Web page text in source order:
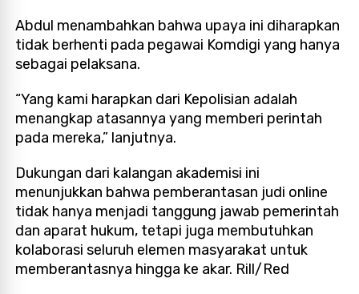
Abdul menambahkan bahwa upaya ini diharapkan
tidak berhenti pada pegawai Komdigi yang hanya
sebagai pelaksana.
“Yang kami harapkan dari Kepolisian adalah
menangkap atasannya yang memberi perintah
pada mereka,” lanjutnya.
Dukungan dari kalangan akademisi ini
menunjukkan bahwa pemberantasan judi online
tidak hanya menjadi tanggung jawab pemerintah
dan aparat hukum, tetapi juga membutuhkan
kolaborasi seluruh elemen masyarakat untuk
memberantasnya hingga ke akar. Rill/Red